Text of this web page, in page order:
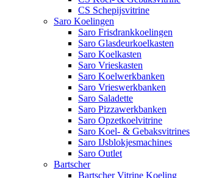
CS Schepijsvitrine
Saro Koelingen
Saro Frisdrankkoelingen
Saro Glasdeurkoelkasten
Saro Koelkasten
Saro Vrieskasten
Saro Koelwerkbanken
Saro Vrieswerkbanken
Saro Saladette
Saro Pizzawerkbanken
Saro Opzetkoelvitrine
Saro Koel- & Gebaksvitrines
Saro IJsblokjesmachines
Saro Outlet
Bartscher
Bartscher Vitrine Koeling